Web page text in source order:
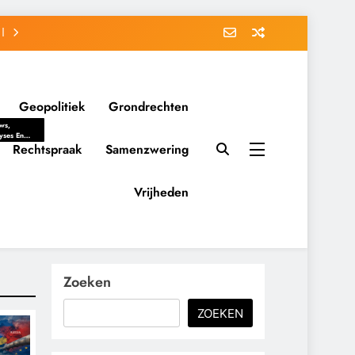
Geopolitiek Grondrechten
En
Politieke
Belangen
Rechtspraak Samenzwering
Vrijheden
Zoeken
ZOEKEN